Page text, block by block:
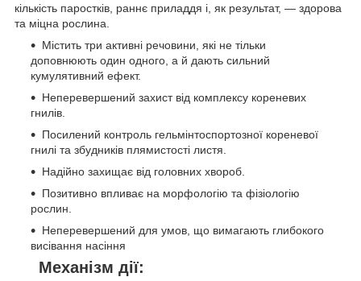
кількість паростків, раннє приладдя і, як результат, — здорова
та міцна рослина.
Містить три активні речовини, які не тільки
доповнюють один одного, а й дають сильний
кумулятивний ефект.
Неперевершений захист від комплексу кореневих
гнилів.
Посилений контроль гельмінтоспортозної кореневої
гнилі та збудників плямистості листя.
Надійно захищає від головних хвороб.
Позитивно впливає на морфологію та фізіологію
рослин.
Неперевершений для умов, що вимагають глибокого
висівання насіння
Механізм дії: